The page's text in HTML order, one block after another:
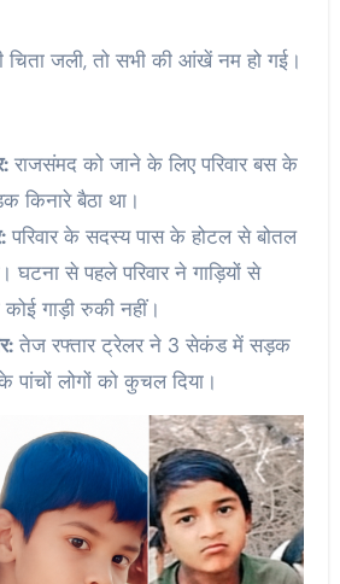
चिता जली, तो सभी की आंखें नम हो गई।
राजसंमद को जाने के लिए परिवार बस के
किनारे बैठा था।
परिवार के सदस्य पास के होटल से बोतल
घटना से पहले परिवार ने गाड़ियों से
गाड़ी रुकी नहीं।
तेज रफ्तार ट्रेलर ने 3 सेकंड में सड़क
पांचों लोगों को कुचल दिया।